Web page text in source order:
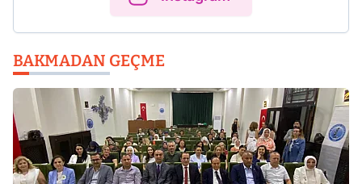
BAKMADAN GEÇME